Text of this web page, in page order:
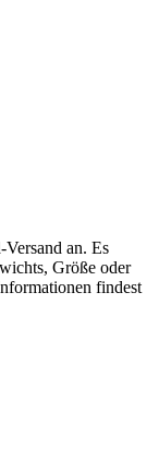
an. Es
Größe oder
findest